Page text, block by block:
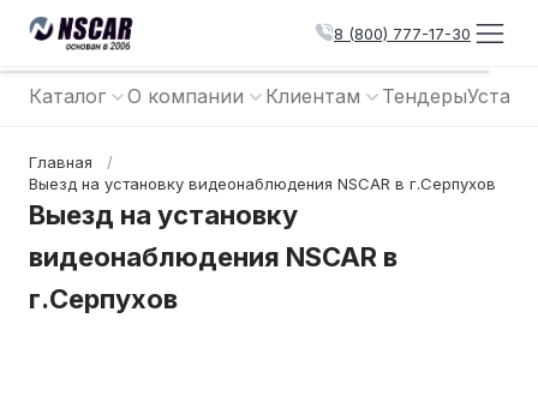
8 (800) 777-17-30
Каталог О компании Клиентам Тендеры
Главная
/
Выезд на установку видеонаблюдения NSCAR в г.Серпухов
Выезд на установку
видеонаблюдения NSCAR в
г.Серпухов